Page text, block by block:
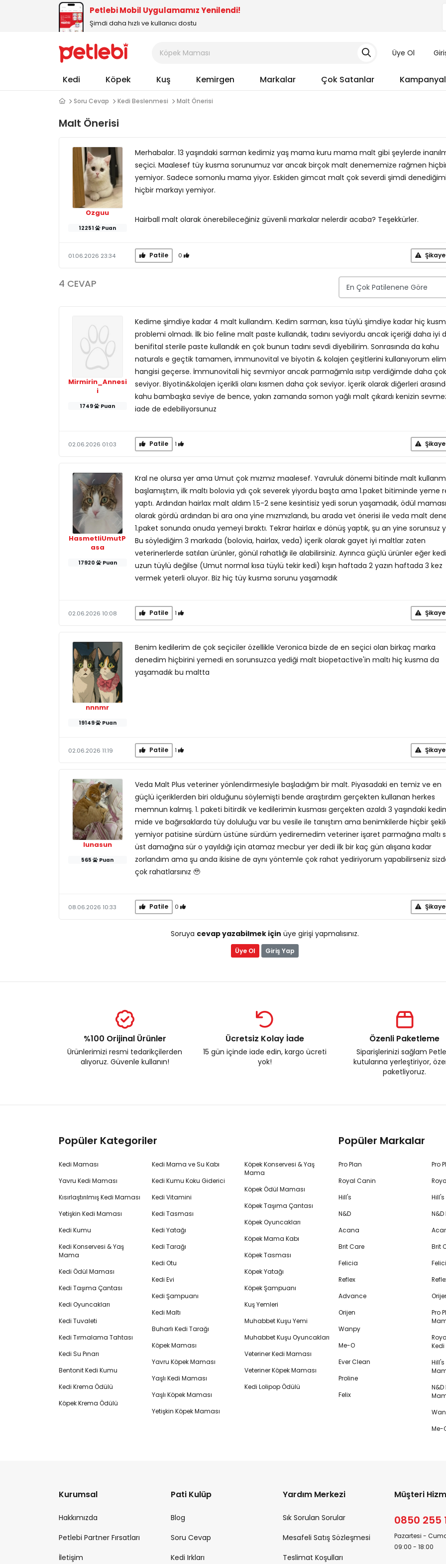
Petlebi Mobil Uygulamamız Yenilendi!
Şimdi daha hızlı ve kullanıcı dostu
Üye Ol
Kedi Köpek Kuş Kemirgen Markalar Çok Satanlar
Soru Cevap Kedi Beslenmesi Malt Önerisi
Malt Önerisi
Ozguu
12251 Puan
Merhabalar. 13 yaşındaki sarman kedimiz yaş mama kuru mama malt gibi şeylerde
seçici. Maalesef tüy kusma sorunumuz var ancak birçok malt denememize rağmen
yemiyor. Sadece somonlu mama yiyor. Eskiden gimcat malt çok severdi şimdi
hiçbir markayı yemiyor.
Hairball malt olarak önerebileceğiniz güvenli markalar nelerdir acaba? Teşekkürler.
01.06.2026 23:34 Patile 0
4 CEVAP
Mirmirin_Annesi
i
1749 Puan
Kedime şimdiye kadar 4 malt kullandım. Kedim sarman, kısa tüylü şimdiye kadar hiç
problemi olmadı. İlk bio feline malt paste kullandık, tadını seviyordu ancak içeriği daha iyi
benifital sterile paste kullandık en çok bunun tadını sevdi diyebilirim. Sonrasında da kahu
naturals e geçtik tamamen, immunovital ve biyotin & kolajen çeşitlerini kullanıyorum
hangisi geçerse. İmmunovitali hiç sevmiyor ancak parmağımla ısıtıp verdiğimde daha çok
seviyor. Biyotin&kolajen içerikli olanı kısmen daha çok seviyor. İçerik olarak diğerleri
kahu bambaşka seviye de bence, yakın zamanda somon yağlı malt çıkardı kenizin
iade de edebiliyorsunuz
02.06.2026 01:03 Patile 1
HasmetliUmutP
asa
17920 Puan
Kral ne olursa yer ama Umut çok mızmız maalesef. Yavruluk dönemi bitinde malt
başlamıştım, ilk maltı bolovia ydı çok severek yiyordu başta ama 1.paket bitiminde yeme
yaptı. Ardından hairlax malt aldım 1.5-2 sene kesintisiz yedi sorun yaşamadık, ödül maması
olarak gördü ardından bi ara ona yine mızmızlandı, bu arada vet önerisi ile veda malt
1.paket sonunda onuda yemeyi bıraktı. Tekrar hairlax e dönüş yaptık, şu an yine sorunsuz
Bu söylediğim 3 markada (bolovia, hairlax, veda) içerik olarak gayet iyi maltlar zaten
veterinerlerde satılan ürünler, gönül rahatlığı ile alabilirsiniz. Ayrınca güçlü ürünler eğer
uzun tüylü değilse (Umut normal kısa tüylü tekir kedi) kışın haftada 2 yazın haftada 3 kez
vermek yeterli oluyor. Biz hiç tüy kusma sorunu yaşamadık
02.06.2026 10:08 Patile 1
nnnmr
19149 Puan
Benim kedilerim de çok seçiciler özellikle Veronica bizde de en seçici olan birkaç marka
denedim hiçbirini yemedi en sorunsuzca yediği malt biopetactive'in maltı hiç kusma da
yaşamadık bu maltta
02.06.2026 11:19 Patile 1
lunasun
565 Puan
Veda Malt Plus veteriner yönlendirmesiyle başladığım bir malt. Piyasadaki en temiz ve en
güçlü içeriklerden biri olduğunu söylemişti bende araştırdım gerçekten kullanan herkes
memnun kalmış. 1. paketi bitirdik ve kedilerimin kusması gerçekten azaldı 3 yaşındaki
mide ve bağırsaklarda tüy doluluğu var bu vesile ile tanıştım ama benimkilerde hiçbir
yemiyor patisine sürdüm üstüne sürdüm yediremedim veteriner işaret parmağına maltı
üst damağına sür o yayıldığı için atamaz mecbur yer dedi ilk bir kaç gün alışana kadar
zorlandım ama şu anda ikisine de aynı yöntemle çok rahat yediriyorum yapabilirseniz
çok rahatlarsınız 🥹
08.06.2026 10:33 Patile 0
Soruya cevap yazabilmek için üye girişi yapmalısınız.
Üye Ol Giriş Yap
%100 Orijinal Ürünler
Ürünlerimizi resmi tedarikçilerden
alıyoruz. Güvenle kullanın!
Ücretsiz Kolay İade
15 gün içinde iade edin, kargo ücreti
yok!
Özenli Paketleme
Siparişlerinizi sağlam
kutularına yerleştiriyor,
paketliyoruz.
Popüler Kategoriler
Kedi Maması
Yavru Kedi Maması
Kısırlaştırılmış Kedi Maması
Yetişkin Kedi Maması
Kedi Kumu
Kedi Konservesi & Yaş
Mama
Kedi Ödül Maması
Kedi Taşıma Çantası
Kedi Oyuncakları
Kedi Tuvaleti
Kedi Tırmalama Tahtası
Kedi Su Pınarı
Bentonit Kedi Kumu
Kedi Krema Ödülü
Köpek Krema Ödülü
Kedi Mama ve Su Kabı
Kedi Kumu Koku Giderici
Kedi Vitamini
Kedi Tasması
Kedi Yatağı
Kedi Tarağı
Kedi Otu
Kedi Evi
Kedi Şampuanı
Kedi Maltı
Buharlı Kedi Tarağı
Köpek Maması
Yavru Köpek Maması
Yaşlı Kedi Maması
Yaşlı Köpek Maması
Yetişkin Köpek Maması
Köpek Konservesi & Yaş
Mama
Köpek Ödül Maması
Köpek Taşıma Çantası
Köpek Oyuncakları
Köpek Mama Kabı
Köpek Tasması
Köpek Yatağı
Köpek Şampuanı
Kuş Yemleri
Muhabbet Kuşu Yemi
Muhabbet Kuşu Oyuncakları
Veteriner Kedi Maması
Veteriner Köpek Maması
Kedi Lolipop Ödülü
Popüler Markalar
Pro Plan
Royal Canin
Hill's
N&D
Acana
Brit Care
Felicia
Reflex
Advance
Orijen
Wanpy
Me-O
Ever Clean
Proline
Felix
Pro
Brit
Pro
Hill's
N&D
Me-
Kurumsal
Hakkımızda
Petlebi Partner Fırsatları
İletişim
Pati Kulüp
Blog
Soru Cevap
Kedi Irkları
Yardım Merkezi
Sık Sorulan Sorular
Mesafeli Satış Sözleşmesi
Teslimat Koşulları
Müşteri
0850 255
Pazartesi -
09:00 - 18:00